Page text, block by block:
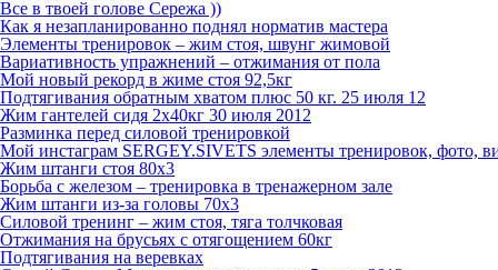
Все в твоей голове Сережа ))
Как я незапланированно поднял норматив мастера
Элементы тренировок – жим стоя, швунг жимовой
Вариативность упражнений – отжимания от пола
Мой новый рекорд в жиме стоя 92,5кг
Подтягивания обратным хватом плюс 50 кг. 25 июля 12
Жим гантелей сидя 2х40кг 30 июля 2012
Разминка перед силовой тренировкой
Мой инстаграм SERGEY.SIVETS элементы тренировок, фото,
Жим штанги стоя 80х3
Борьба с железом – тренировка в тренажерном зале
Жим штанги из-за головы 70х3
Силовой тренинг – жим стоя, тяга толчковая
Отжимания на брусьях с отягощением 60кг
Подтягивания на веревках